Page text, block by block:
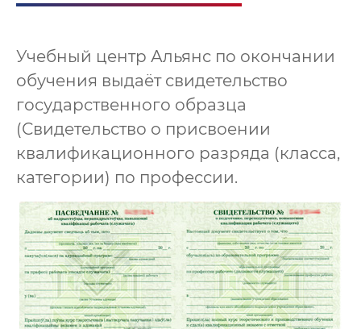
Учебный центр Альянс по окончании
обучения выдаёт свидетельство
государственного образца
(Свидетельство о присвоении
квалификационного разряда (класса,
категории) по профессии.